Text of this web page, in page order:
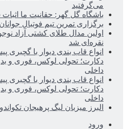
می‌گرفتید
باشگاه گل گهر: حقانیت ما
برگزاری تمرین تیم فوتبال
اولین مدال طلای کشتی آزاد
نقره‌ای شد
انواع قاب بندی دیوار با گچبری
دکارت؛ تحولی لوکس، فوری و
داخلی
انواع قاب بندی دیوار با گچبری
دکارت؛ تحولی لوکس، فوری و
داخلی
البرز میزبان لیگ پرهیجان
ورود